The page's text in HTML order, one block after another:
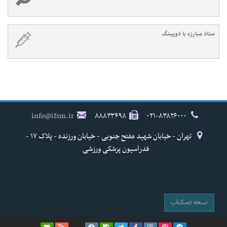
ستاد مبارزه با دوپینگ
۸۸۸۳۳۴۹۸
info@ifsm.ir
تهران - خیابان شهید مفتح جنوبی - خیابان ورزنده - پلاک ۱۷ -
فدراسیون پزشکی ورزشی
نسخه دسکتاپ